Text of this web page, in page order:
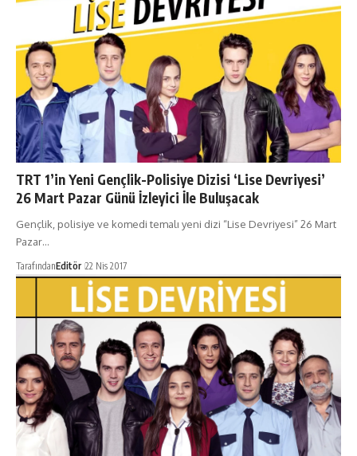
TRT 1’in Yeni Gençlik-Polisiye Dizisi ‘Lise Devriyesi’
26 Mart Pazar Günü İzleyici İle Buluşacak
Gençlik, polisiye ve komedi temalı yeni dizi “Lise Devriyesi” 26 Mart
Pazar…
TarafındanEditör 22 Nis 2017